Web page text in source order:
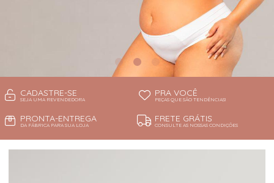
CADASTRE-SE
SEJA UMA REVENDEDORA
PRA VOCÊ
PEÇAS QUE SÃO TENDÊNCIAS!
PRONTA-ENTREGA
DA FÁBRICA PARA SUA LOJA
FRETE GRÁTIS
CONSULTE AS NOSSAS CONDIÇÕES